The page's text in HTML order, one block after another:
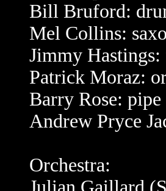
Bill Bruford:
Mel Collins:
Jimmy
Patrick Moraz:
Barry Rose: pipe
Andrew Pryce
Orchestra: